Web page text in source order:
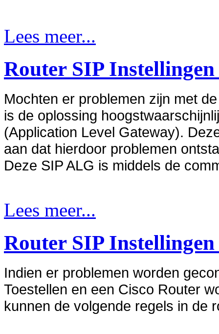
Lees meer...
Router SIP
Mochten er problemen zijn met
is de oplossing
(Application Level Gateway).
aan dat hierdoor problemen
Deze SIP ALG is middels de
Lees meer...
Router SIP Instellingen
Indien er problemen worden
Toestellen en een Cisco Router
kunnen de volgende regels in de